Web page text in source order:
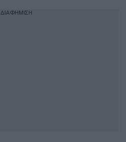
ΔΙΑΦΗΜΙΣΗ